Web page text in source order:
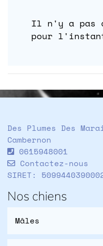
Il n'y a pas
pour
Des Plumes Des
Cambernon
0615948001
Contactez-nous
SIRET:
Nos chiens
Mâles